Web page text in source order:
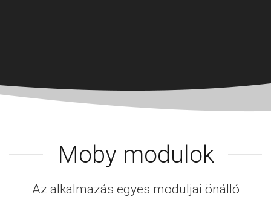
Moby modulok
Az alkalmazás egyes moduljai önálló